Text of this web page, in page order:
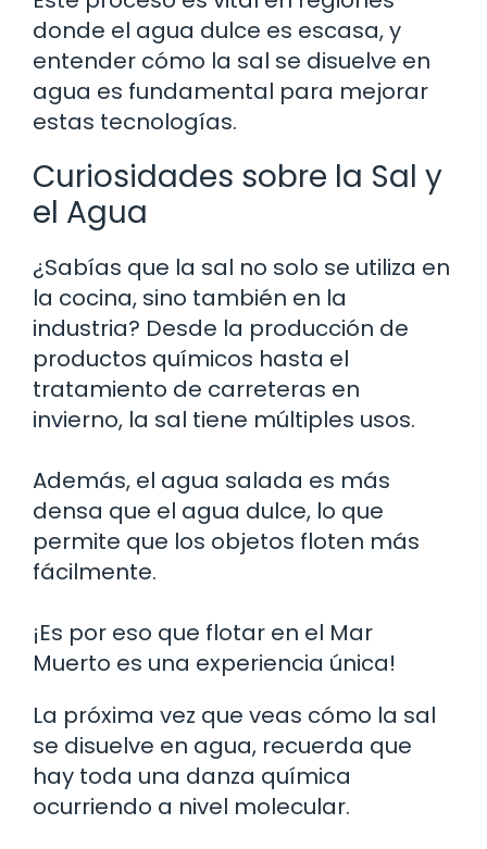
donde el agua dulce es escasa, y
entender cómo la sal se disuelve en
agua es fundamental para mejorar
estas tecnologías.
Curiosidades sobre la Sal y
el Agua
¿Sabías que la sal no solo se utiliza en
la cocina, sino también en la
industria? Desde la producción de
productos químicos hasta el
tratamiento de carreteras en
invierno, la sal tiene múltiples usos.
Además, el agua salada es más
densa que el agua dulce, lo que
permite que los objetos floten más
fácilmente.
¡Es por eso que flotar en el Mar
Muerto es una experiencia única!
La próxima vez que veas cómo la sal
se disuelve en agua, recuerda que
hay toda una danza química
ocurriendo a nivel molecular.